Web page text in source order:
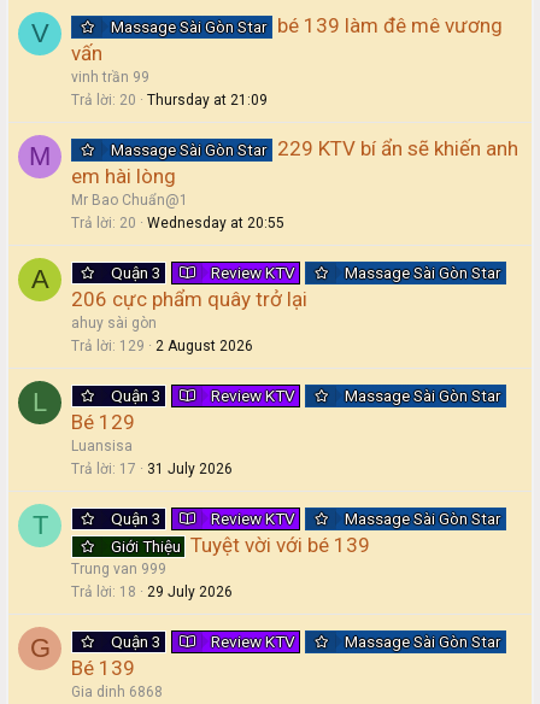
V Massage Sài Gòn Star bé 139 làm đê mê vương
vấn
vinh trần 99
Trả lời 20 Thursday at 21:09
M Massage Sài Gòn Star 229 KTV bí ẩn sẽ khiến anh
em hài lòng
Mr Bao Chuẩn@1
Trả lời 20 Wednesday at 20:55
A Quận 3 Review KTV Massage Sài Gòn Star
206 cực phẩm quây trở lại
ahuy sài gòn
Trả lời 129 2 August 2026
L Quận 3 Review KTV Massage Sài Gòn Star
Bé 129
Luansisa
Trả lời 17 31 July 2026
T Quận 3 Review KTV
Massage Sài Gòn Star
Giới Thiệu Tuyệt vời với bé 139
Trung van 999
Trả lời 18 29 July 2026
G Quận 3 Review KTV Massage Sài Gòn Star
Bé 139
Gia dinh 6868